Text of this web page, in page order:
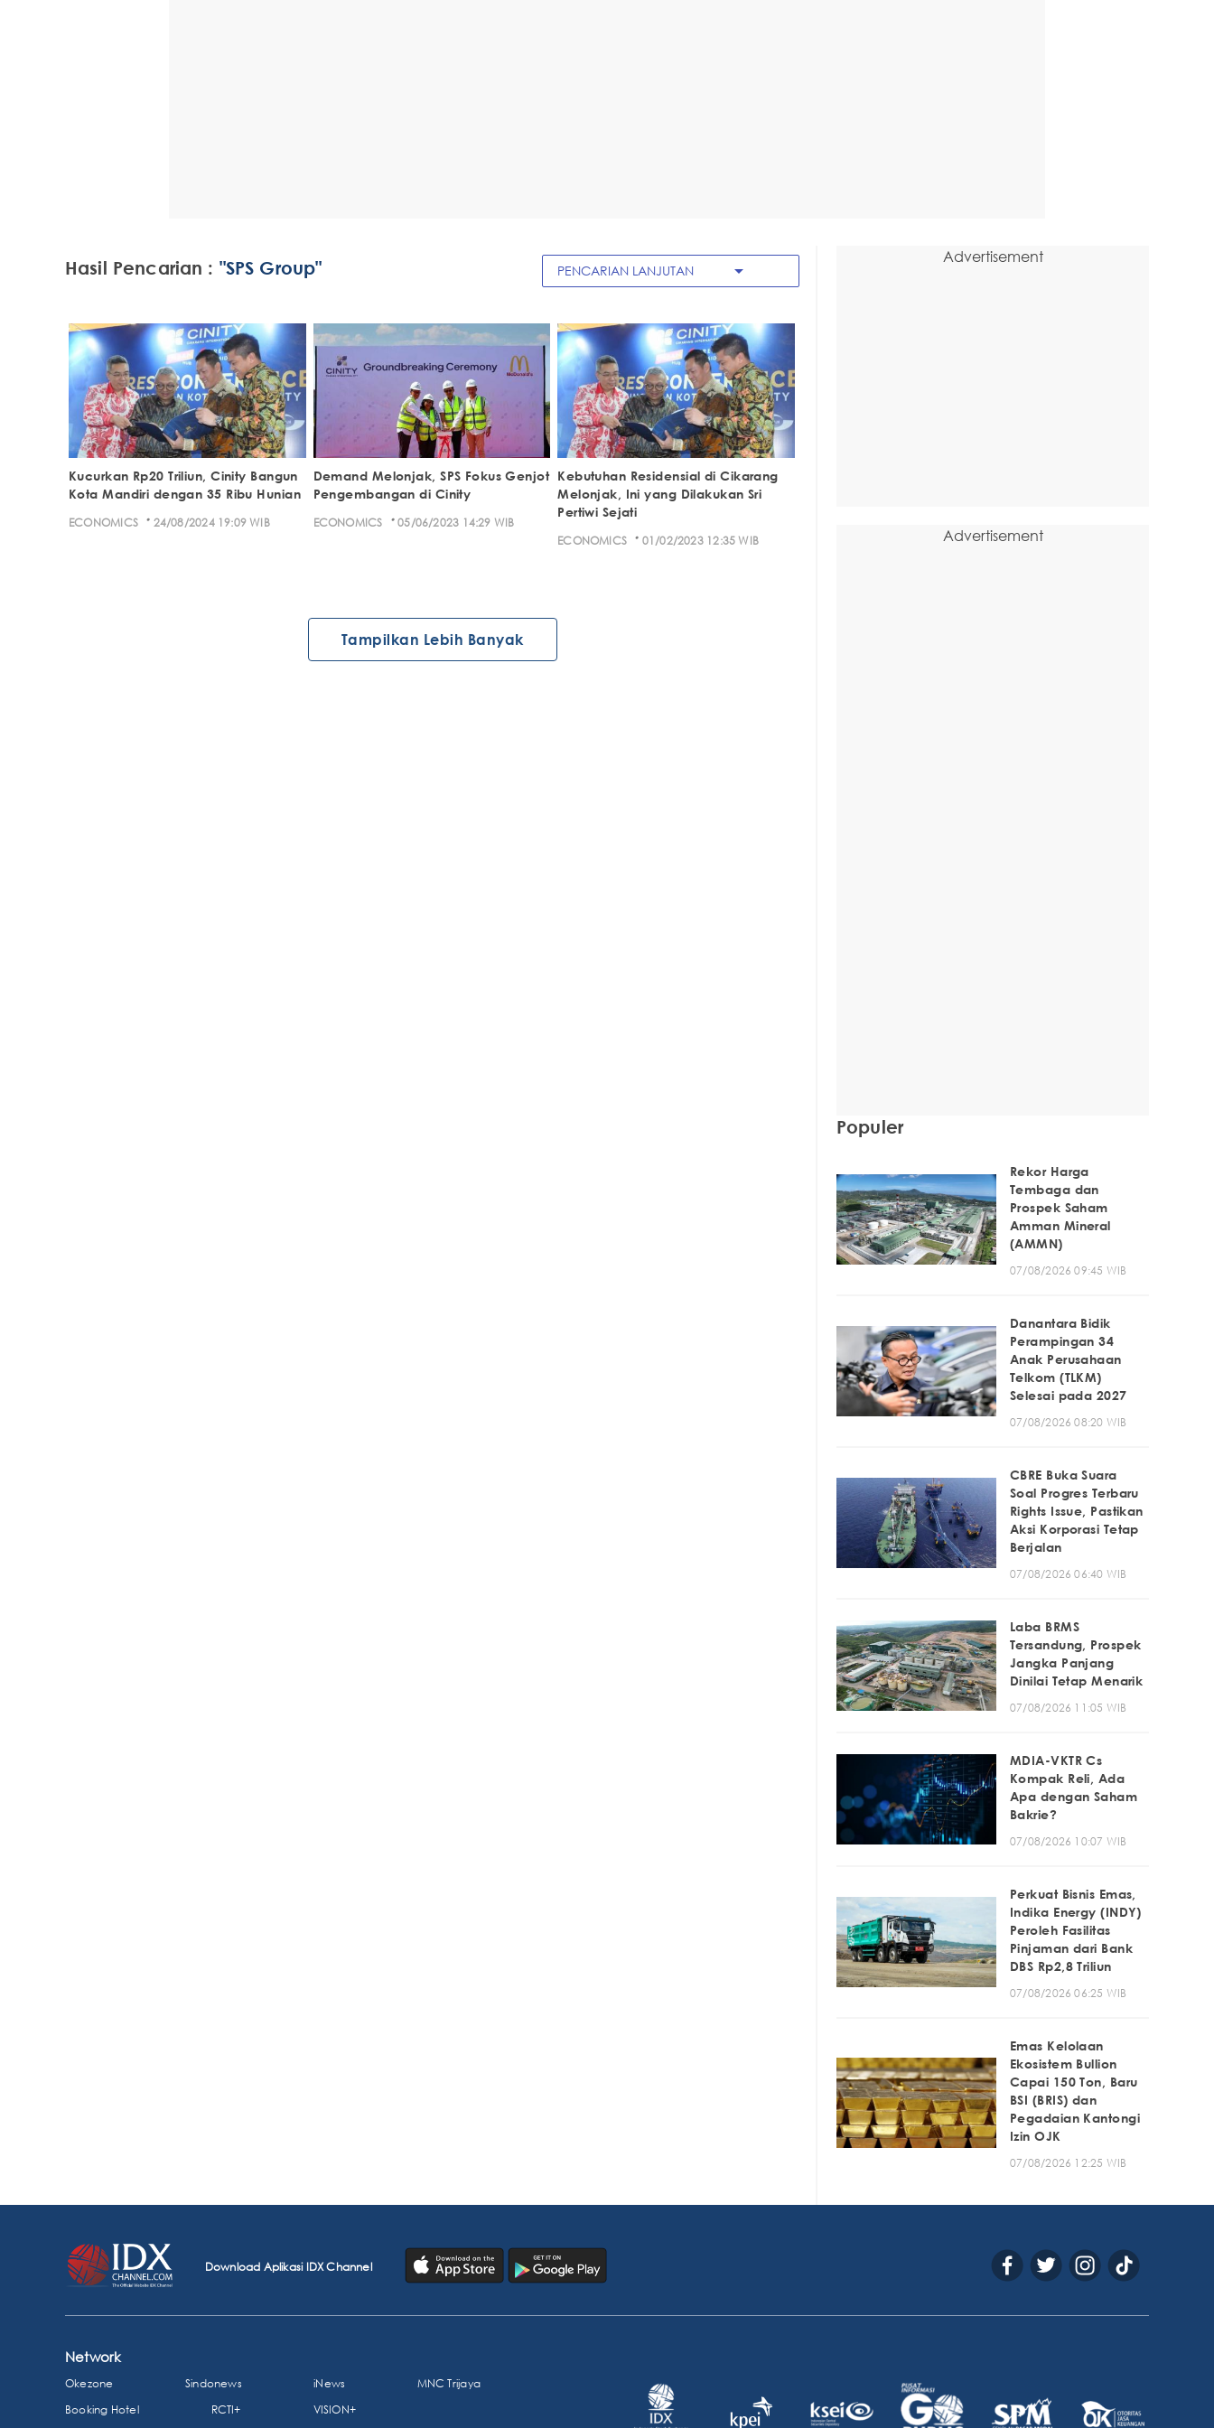
Hasil Pencarian : "SPS Group" PENCARIAN LANJUTAN arrow_drop_down
Kucurkan Rp20 Triliun, Cinity Bangun
Kota Mandiri dengan 35 Ribu Hunian
ECONOMICS · 24/08/2024 19:09 WIB
Demand Melonjak, SPS Fokus Genjot
Pengembangan di Cinity
ECONOMICS · 05/06/2023 14:29 WIB
Kebutuhan Residensial di Cikarang
Melonjak, Ini yang Dilakukan Sri
Pertiwi Sejati
ECONOMICS · 01/02/2023 12:35 WIB
Tampilkan Lebih Banyak
Advertisement
Advertisement
Populer
Rekor Harga
Tembaga dan
Prospek Saham
Amman Mineral
(AMMN)
07/08/2026 09:45 WIB
Danantara Bidik
Perampingan 34
Anak Perusahaan
Telkom (TLKM)
Selesai pada 2027
07/08/2026 08:20 WIB
CBRE Buka Suara
Soal Progres Terbaru
Rights Issue, Pastikan
Aksi Korporasi Tetap
Berjalan
07/08/2026 06:40 WIB
Laba BRMS
Tersandung, Prospek
Jangka Panjang
Dinilai Tetap Menarik
07/08/2026 11:05 WIB
MDIA-VKTR Cs
Kompak Reli, Ada
Apa dengan Saham
Bakrie?
07/08/2026 10:07 WIB
Perkuat Bisnis Emas,
Indika Energy (INDY)
Peroleh Fasilitas
Pinjaman dari Bank
DBS Rp2,8 Triliun
07/08/2026 06:25 WIB
Emas Kelolaan
Ekosistem Bullion
Capai 150 Ton, Baru
BSI (BRIS) dan
Pegadaian Kantongi
Izin OJK
07/08/2026 12:25 WIB
Download Aplikasi IDX Channel
Network
Okezone Sindonews iNews
MNC Trijaya
Booking Hotel
RCTI+ VISION+